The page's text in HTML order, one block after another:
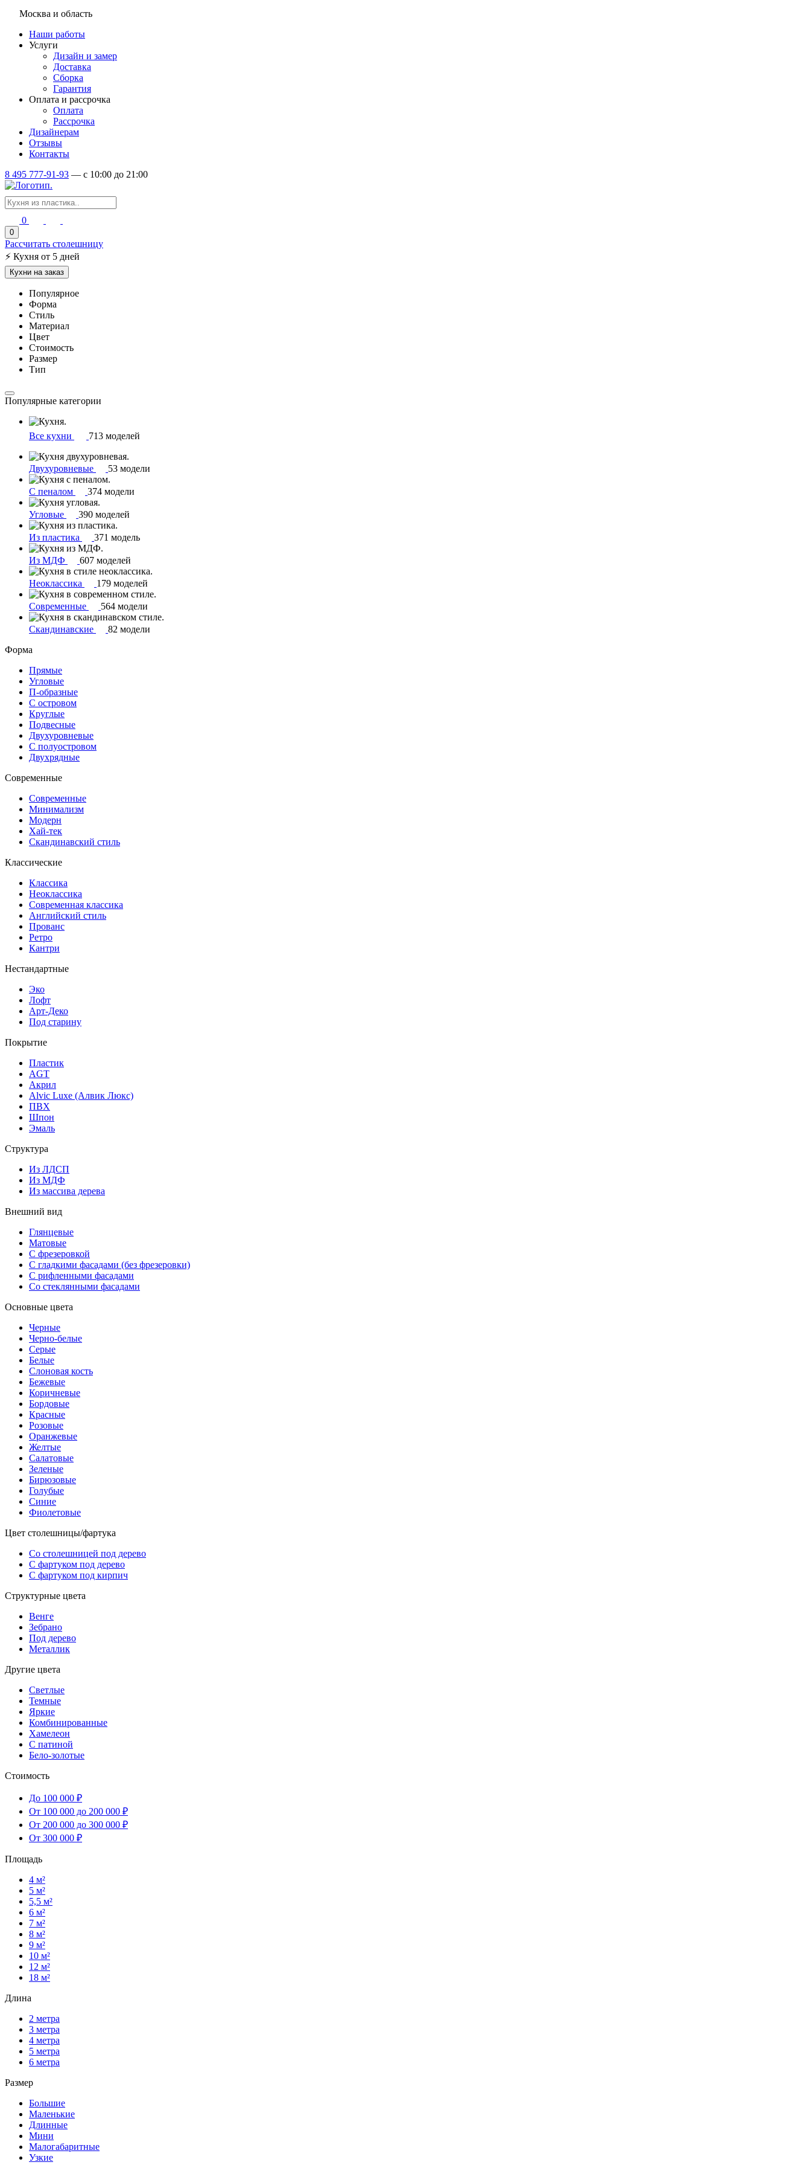
Москва и область
Наши работы
Услуги
Дизайн и замер
Доставка
Сборка
Гарантия
Оплата и рассрочка
Оплата
Рассрочка
Дизайнерам
Отзывы
Контакты
8 495 777-91-93 — c 10:00 до 21:00
0
0
Рассчитать столешницу
⚡ Кухня от 5 дней
Кухни на заказ
Популярное
Форма
Стиль
Материал
Цвет
Стоимость
Размер
Тип
Популярные категории
Все кухни 713 моделей
Двухуровневые 53 модели
С пеналом 374 модели
Угловые 390 моделей
Из пластика 371 модель
Из МДФ 607 моделей
Неоклассика 179 моделей
Современные 564 модели
Скандинавские
82 модели
Форма
Прямые
Угловые
П-образные
С островом
Круглые
Подвесные
Двухуровневые
С полуостровом
Двухрядные
Современные
Современные
Минимализм
Модерн
Хай-тек
Скандинавский стиль
Классические
Классика
Неоклассика
Современная классика
Английский стиль
Прованс
Ретро
Кантри
Нестандартные
Эко
Лофт
Арт-Деко
Под старину
Покрытие
Пластик
AGT
Акрил
Alvic Luxe (Алвик Люкс)
ПВХ
Шпон
Эмаль
Структура
Из ЛДСП
Из МДФ
Из массива дерева
Внешний вид
Глянцевые
Матовые
С фрезеровкой
С гладкими фасадами (без фрезеровки)
С рифленными фасадами
Со стеклянными фасадами
Основные цвета
Черные
Черно-белые
Серые
Белые
Слоновая кость
Бежевые
Коричневые
Бордовые
Красные
Розовые
Оранжевые
Желтые
Салатовые
Зеленые
Бирюзовые
Голубые
Синие
Фиолетовые
Цвет столешницы/фартука
Со столешницей под дерево
С фартуком под дерево
С фартуком под кирпич
Структурные цвета
Венге
Зебрано
Под дерево
Металлик
Другие цвета
Светлые
Темные
Яркие
Комбинированные
Хамелеон
С патиной
Бело-золотые
Стоимость
До 100 000 ₽
От 100 000 до 200 000 ₽
От 200 000 до 300 000 ₽
От 300 000 ₽
Площадь
4 м²
5 м²
5,5 м²
6 м²
7 м²
8 м²
9 м²
10 м²
12 м²
18 м²
Длина
2 метра
3 метра
4 метра
5 метра
6 метра
Размер
Большие
Маленькие
Длинные
Мини
Малогабаритные
Узкие